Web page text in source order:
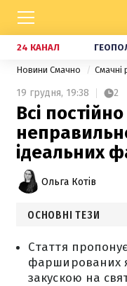
24 КАНАЛ
Новини Смачно Смачні
19 грудня, 19:38 2
Всі
ідеальних
Ольга Котів
ОСНОВНІ ТЕЗИ
Стаття
фаршированих
закускою на